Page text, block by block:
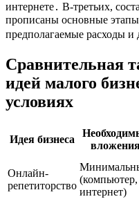
интернете․ В-третьих,
прописаны основные этапы
предполагаемые расходы и
Сравнительная
идей малого
условиях
Идея бизнеса
Онлайн-
репетиторство
(компьютер,
интернет)